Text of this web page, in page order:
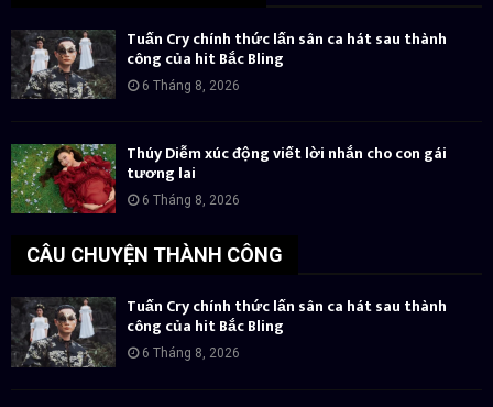
Tuấn Cry chính thức lấn sân ca hát sau thành
công của hit Bắc Bling
6 Tháng 8, 2026
Thúy Diễm xúc động viết lời nhắn cho con gái
tương lai
6 Tháng 8, 2026
CÂU CHUYỆN THÀNH CÔNG
Tuấn Cry chính thức lấn sân ca hát sau thành
công của hit Bắc Bling
6 Tháng 8, 2026